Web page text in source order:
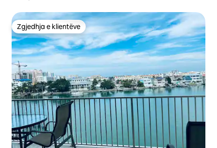
Zgjedhja e klientëve
Zgjedhja e klientëve